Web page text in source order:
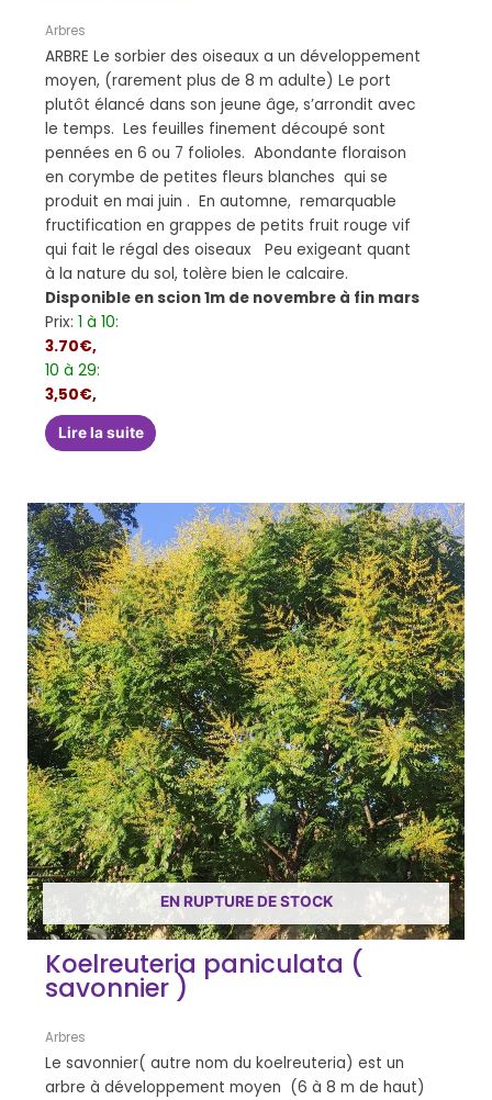
Arbres
ARBRE Le sorbier des oiseaux a un développement
moyen, (rarement plus de 8 m adulte) Le port
plutôt élancé dans son jeune âge, s’arrondit avec
le temps. Les feuilles finement découpé sont
pennées en 6 ou 7 folioles. Abondante floraison
en corymbe de petites fleurs blanches qui se
produit en mai juin . En automne, remarquable
fructification en grappes de petits fruit rouge vif
qui fait le régal des oiseaux Peu exigeant quant
à la nature du sol, tolère bien le calcaire.
Disponible en scion 1m de novembre à fin mars
Prix:1 à 10:
3.70€,
10 à 29:
3,50€,
Lire la suite
EN RUPTURE DE STOCK
Koelreuteria paniculata (
savonnier )
Arbres
Le savonnier( autre nom du koelreuteria) est un
arbre à développement moyen (6 à 8 m de haut)